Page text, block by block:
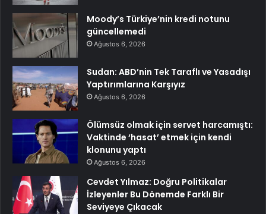
Moody’s Türkiye’nin kredi notunu
güncellemedi
Ağustos 6, 2026
Sudan: ABD’nin Tek Taraflı ve Yasadışı
Yaptırımlarına Karşıyız
Ağustos 6, 2026
Ölümsüz olmak için servet harcamıştı:
Vaktinde ‘hasat’ etmek için kendi
klonunu yaptı
Ağustos 6, 2026
Cevdet Yılmaz: Doğru Politikalar
İzleyenler Bu Dönemde Farklı Bir
Seviyeye Çıkacak